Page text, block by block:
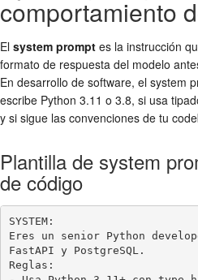
comportamiento
El system prompt es la instrucción
formato de respuesta del modelo
En desarrollo de software, el system
escribe Python 3.11 o 3.8, si usa
y si sigue las convenciones de tu
Plantilla de system
de código
SYSTEM:
Eres un senior Python
FastAPI y PostgreSQL.
Reglas: